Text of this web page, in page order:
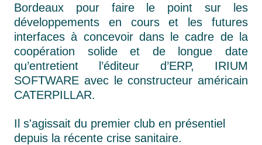
Bordeaux pour faire le point sur les
développements en cours et les futures
interfaces à concevoir dans le cadre de la
coopération solide et de longue date
qu’entretient l’éditeur d’ERP, IRIUM
SOFTWARE avec le constructeur américain
CATERPILLAR.
Il s'agissait du premier club en présentiel
depuis la récente crise sanitaire.